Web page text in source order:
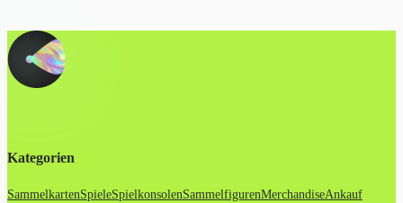
Kategorien
SammelkartenSpieleSpielkonsolenSammelfigurenMerchandiseAnkauf